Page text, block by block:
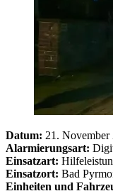
Datum: 21.
Alarmierungsart:
Einsatzart:
Einsatzort: Bad
Einheiten und